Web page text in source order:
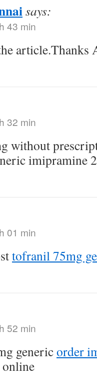
says:
43 min
article.Thanks
32 min
without
imipramine
01 min
tofranil 75mg
52 min
genericorder